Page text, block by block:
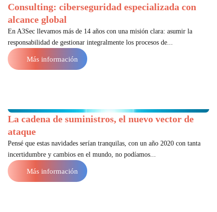
Consulting: ciberseguridad especializada con
alcance global
En A3Sec llevamos más de 14 años con una misión clara: asumir la
responsabilidad de gestionar integralmente los procesos de...
Más información
La cadena de suministros, el nuevo vector de
ataque
Pensé que estas navidades serían tranquilas, con un año 2020 con tanta
incertidumbre y cambios en el mundo, no podíamos...
Más información